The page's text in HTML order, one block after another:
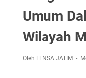
Umum
Wilayah
Oleh LENSA JATIM